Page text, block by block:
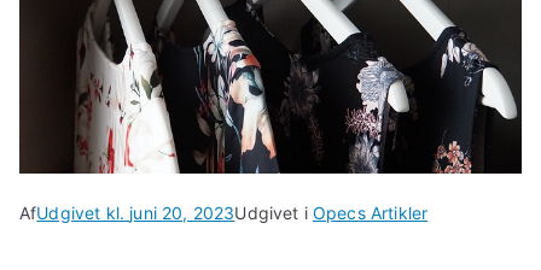
AfUdgivet kl. juni 20, 2023Udgivet i Opecs Artikler